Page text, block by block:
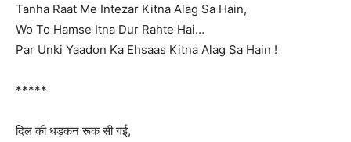
Tanha Raat Me Intezar Kitna Alag Sa Hain,
Wo To Hamse Itna Dur Rahte Hai…
Par Unki Yaadon Ka Ehsaas Kitna Alag Sa Hain !
*****
दिल की धड़कन रूक सी गई,